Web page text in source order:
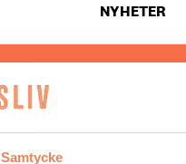
Samtycke
NYHETER
Hos oss läser du
besöksnäringen.